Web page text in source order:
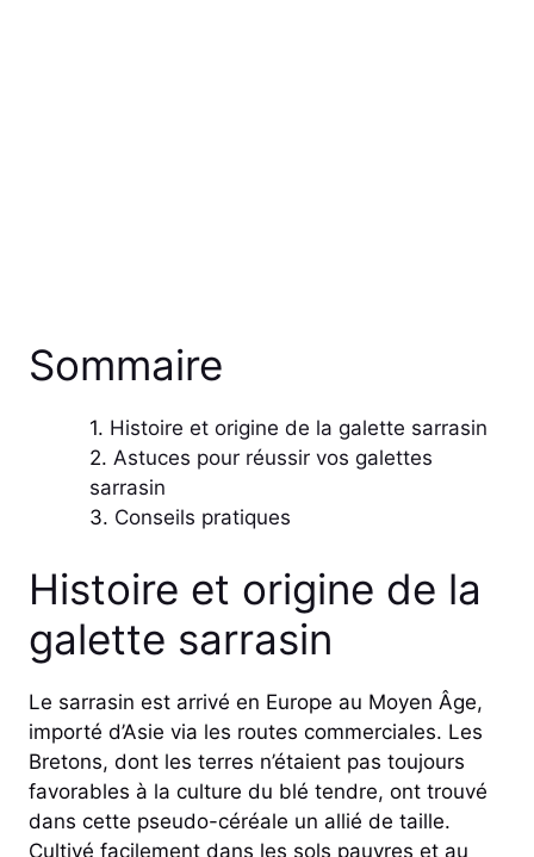
Sommaire
Histoire et origine de la galette sarrasin
Astuces pour réussir vos galettes
sarrasin
Conseils pratiques
Histoire et origine de la
galette sarrasin
Le sarrasin est arrivé en Europe au Moyen Âge,
importé d’Asie via les routes commerciales. Les
Bretons, dont les terres n’étaient pas toujours
favorables à la culture du blé tendre, ont trouvé
dans cette pseudo-céréale un allié de taille.
Cultivé facilement dans les sols pauvres et au